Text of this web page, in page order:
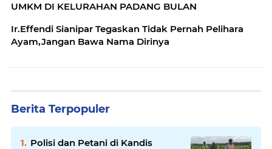
UMKM DI KELURAHAN PADANG BULAN
Ir.Effendi Sianipar Tegaskan Tidak Pernah Pelihara
Ayam,Jangan Bawa Nama Dirinya
Berita Terpopuler
Polisi dan Petani di Kandis